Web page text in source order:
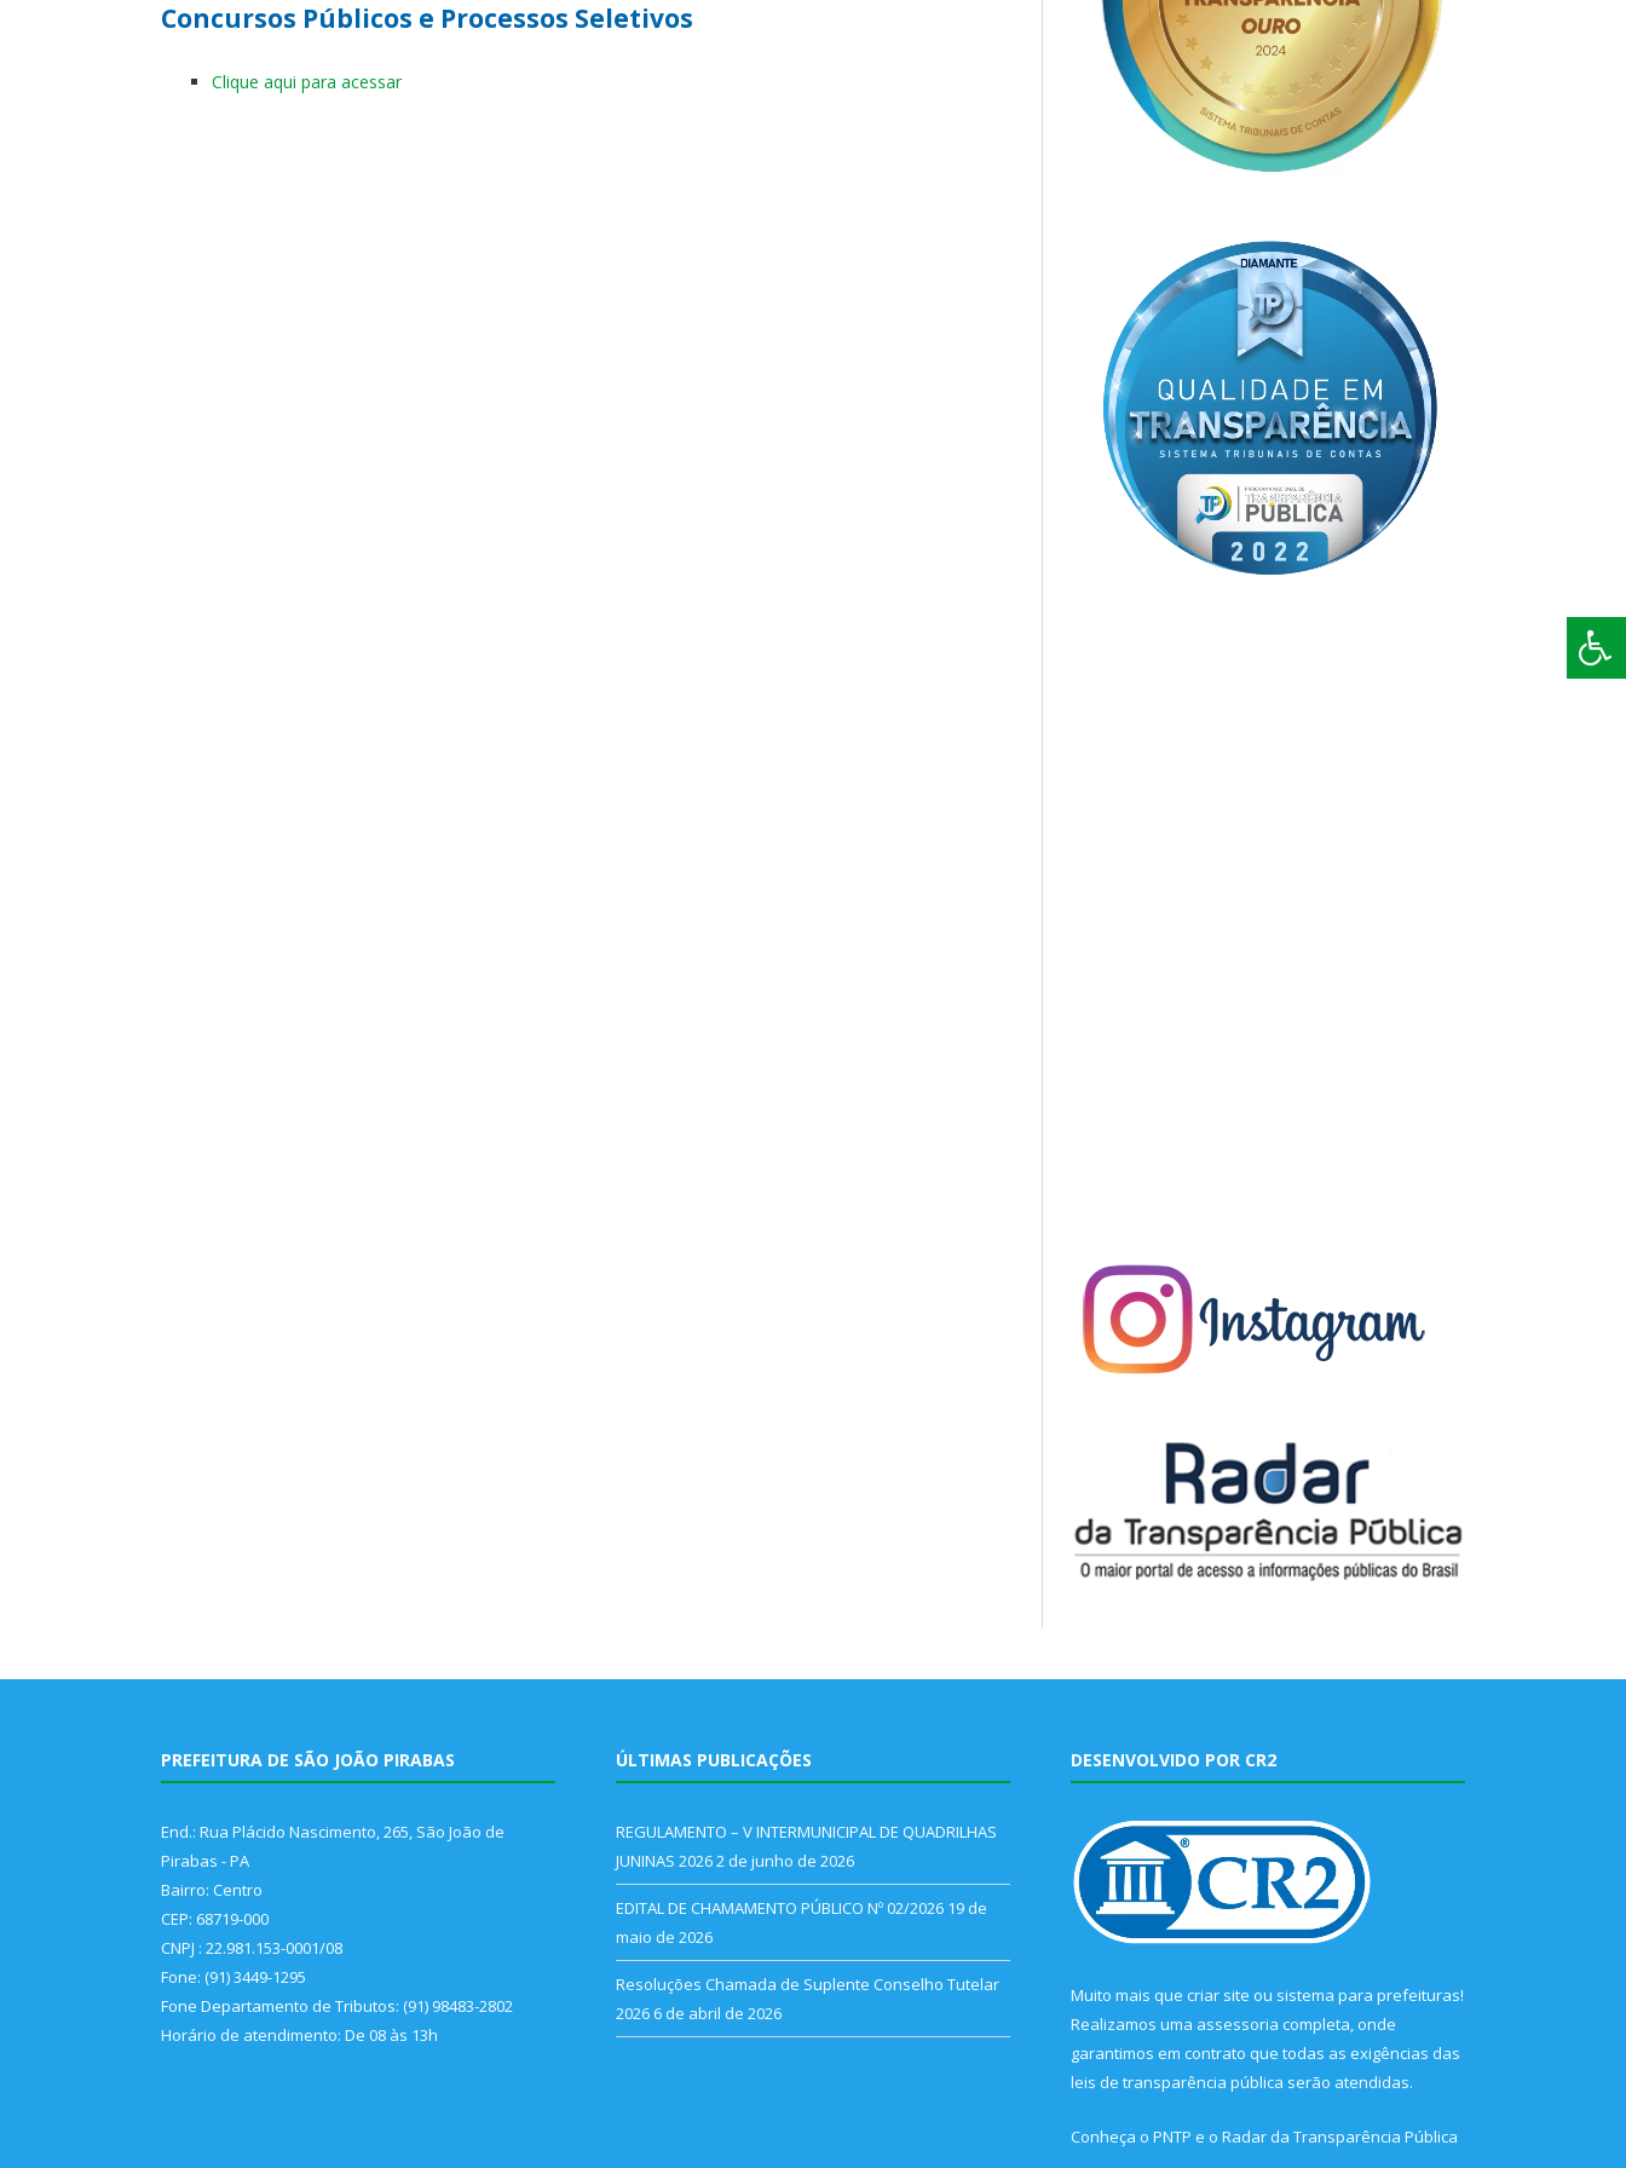
Concursos Públicos e Processos Seletivos
Clique aqui para acessar
PREFEITURA DE SÃO JOÃO PIRABAS
End.: Rua Plácido Nascimento, 265, São João de
Pirabas - PA
Bairro: Centro
CEP: 68719-000
CNPJ : 22.981.153-0001/08
Fone: (91) 3449-1295
Fone Departamento de Tributos: (91) 98483-2802
Horário de atendimento: De 08 às 13h
ÚLTIMAS PUBLICAÇÕES
REGULAMENTO – V INTERMUNICIPAL DE QUADRILHAS
JUNINAS 20262 de junho de 2026
EDITAL DE CHAMAMENTO PÚBLICO Nº 02/2026 19 de
maio de 2026
Resoluções Chamada de Suplente Conselho Tutelar
2026 6 de abril de 2026
DESENVOLVIDO POR CR2
Muito mais que criar site ou sistema para prefeituras!
Realizamos uma assessoria completa, onde
garantimos em contrato que todas as exigências das
leis de transparência pública serão atendidas.
Conheça o PNTP e o Radar da Transparência Pública